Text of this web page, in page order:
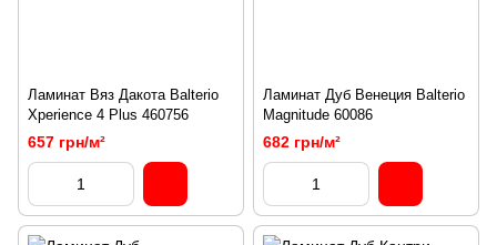
Ламинат Вяз Дакота Balterio
Xperience 4 Plus 460756
657 грн/м²
Ламинат Дуб Венеция Balterio
Magnitude 60086
682 грн/м²